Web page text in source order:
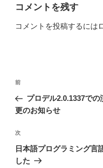
コメントを残す
コメントを投稿するには
投
ナ
ゲ
ー
シ
前
の
投
前
プロデル2.0.1337で
更のお知らせ
次
の
投
次
日本語プログラミング言
した